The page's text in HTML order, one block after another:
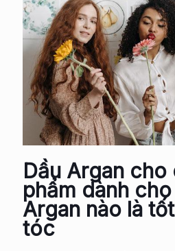
Dầu Argan cho
phẩm dành
Argan nào là
tóc